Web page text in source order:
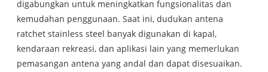
digabungkan untuk meningkatkan fungsionalitas dan
kemudahan penggunaan. Saat ini, dudukan antena
ratchet stainless steel banyak digunakan di kapal,
kendaraan rekreasi, dan aplikasi lain yang memerlukan
pemasangan antena yang andal dan dapat disesuaikan.